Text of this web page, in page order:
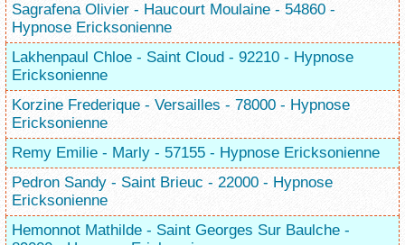
Sagrafena Olivier - Haucourt Moulaine - 54860 -
Hypnose Ericksonienne
Lakhenpaul Chloe - Saint Cloud - 92210 - Hypnose
Ericksonienne
Korzine Frederique - Versailles - 78000 - Hypnose
Ericksonienne
Remy Emilie - Marly - 57155 - Hypnose Ericksonienne
Pedron Sandy - Saint Brieuc - 22000 - Hypnose
Ericksonienne
Hemonnot Mathilde - Saint Georges Sur Baulche -